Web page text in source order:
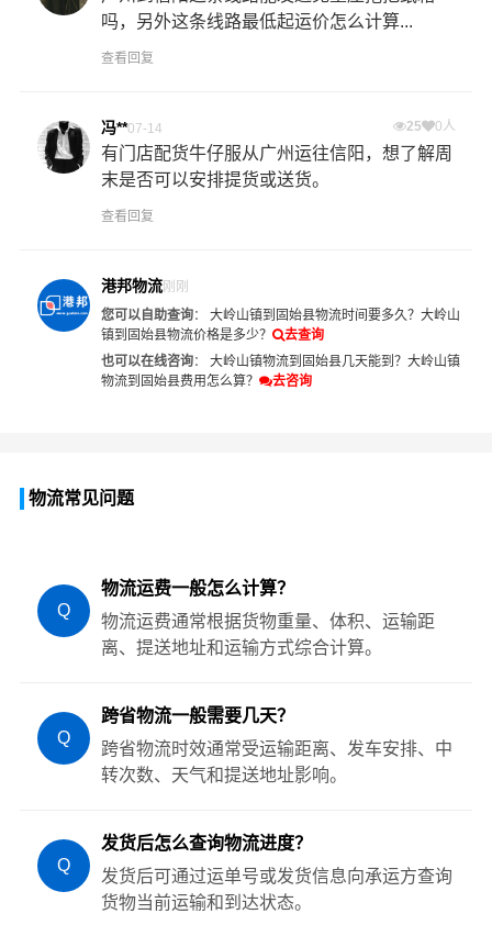
吗，另外这条线路最低起运价怎么计算...
查看回复
冯**07-14 25 0人
有门店配货牛仔服从广州运往信阳，想了解周
末是否可以安排提货或送货。
查看回复
港邦物流刚刚
您可以自助查询： 大岭山镇到固始县物流时间要多久？ 大岭山
镇到固始县物流价格是多少？
去查询
也可以在线咨询： 大岭山镇物流到固始县几天能到？ 大岭山镇
物流到固始县费用怎么算？
去咨询
物流常见问题
Q
物流运费一般怎么计算？
物流运费通常根据货物重量、体积、运输距
离、提送地址和运输方式综合计算。
Q
跨省物流一般需要几天？
跨省物流时效通常受运输距离、发车安排、中
转次数、天气和提送地址影响。
Q
发货后怎么查询物流进度？
发货后可通过运单号或发货信息向承运方查询
货物当前运输和到达状态。